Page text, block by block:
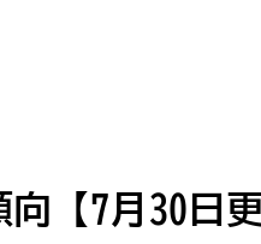
向【7月30日